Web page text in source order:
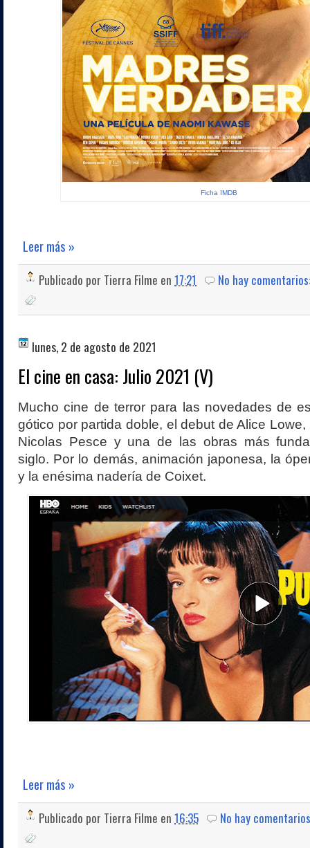
Ficha IMDB
Leer más »
Publicado por Tierra Filme en 17:21 No hay
lunes, 2 de agosto de 2021
El cine en casa: Julio 2021 (V)
Mucho cine de terror para las novedades de
gótico por partida doble, el debut de Alice
Nicolas Pesce y una de las obras más
siglo. Por lo demás, animación japonesa, la
y la enésima nadería de Coixet.
Leer más »
Publicado por Tierra Filme en 16:35 No hay